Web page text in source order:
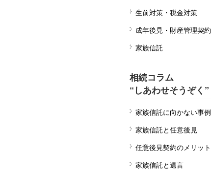
生前対策・税金対策
成年後見・財産管理契約
家族信託
相続コラム
“しあわせそうぞく”
家族信託に向かない事例
家族信託と任意後見
任意後見契約のメリット
家族信託と遺言